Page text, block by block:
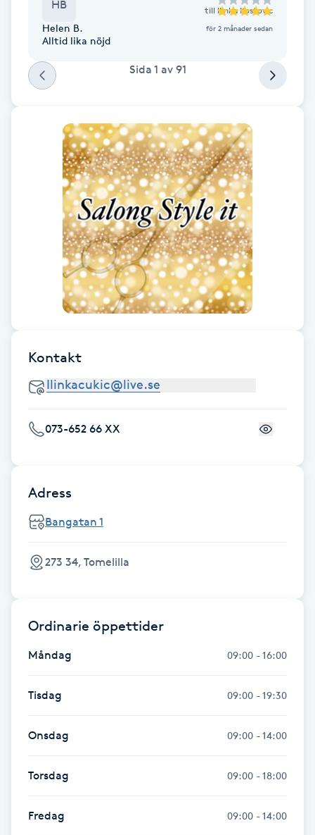
Faceliftmassage
Fet hårbotten
Fettreducering
Fibromassage
Fotmassage
Fotsvamp
Fransar
Fransfärgning
Fransförlängning
Fransförlängning Megavolym
Fransförlängning Volym
HB till Ilinka Kostovic
Helen B. för 2 månader sedan
Alltid lika nöjd
Sida 1 av 91
Kontakt
073-652 66 XX
Adress
Bangatan 1
273 34, Tomelilla
Ordinarie öppettider
Måndag 09:00 - 16:00
Tisdag 09:00 - 19:30
Onsdag 09:00 - 14:00
Torsdag 09:00 - 18:00
Fredag 09:00 - 14:00